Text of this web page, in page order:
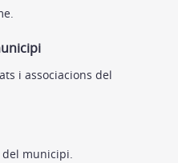
i associacions del
del municipi.